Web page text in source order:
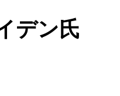
デン氏